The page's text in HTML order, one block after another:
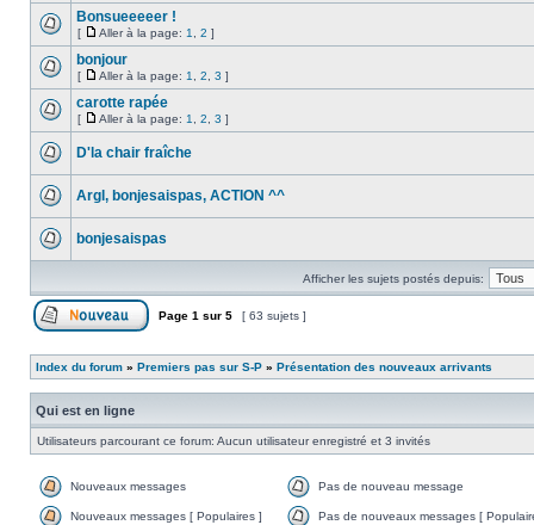
Bonsueeeeer !
[ Aller à la page: 1 2 ]
bonjour
[ Aller à la page: 1 2 3 ]
carotte rapée
[ Aller à la page: 1 2 3 ]
D'la chair fraîche
Argl, bonjesaispas, ACTION ^^
bonjesaispas
Afficher les sujets postés depuis:
Page 1 sur 5 [ 63 sujets ]
Index du forum » Premiers pas sur S-P » Présentation des nouveaux arrivants
Qui est en ligne
Utilisateurs parcourant ce forum: Aucun utilisateur enregistré et 3 invités
Nouveaux messages Pas de nouveau message
Nouveaux messages [ Populaires ] Pas de nouveaux messages [